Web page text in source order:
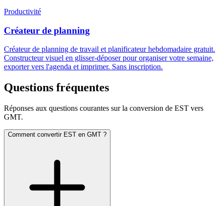
Productivité
Créateur de planning
Créateur de planning de travail et planificateur hebdomadaire gratuit.
Constructeur visuel en glisser-déposer pour organiser votre semaine,
exporter vers l'agenda et imprimer. Sans inscription.
Questions fréquentes
Réponses aux questions courantes sur la conversion de EST vers
GMT.
Comment convertir EST en GMT ?